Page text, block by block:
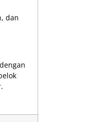
dan